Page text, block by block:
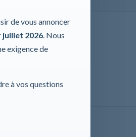
de vous annoncer
2026 . Nous
exigence de
à vos questions